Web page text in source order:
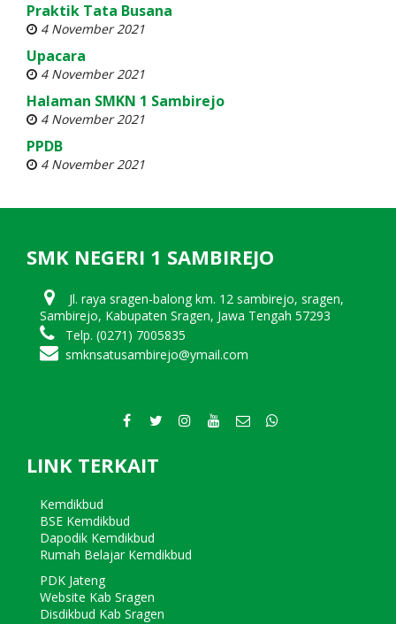
Praktik Tata Busana
4 November 2021
Upacara
4 November 2021
Halaman SMKN 1 Sambirejo
4 November 2021
PPDB
4 November 2021
SMK NEGERI 1 SAMBIREJO
Jl. raya sragen-balong km. 12 sambirejo, sragen,
Sambirejo, Kabupaten Sragen, Jawa Tengah 57293
Telp. (0271) 7005835
smknsatusambirejo@ymail.com
LINK TERKAIT
Kemdikbud
BSE Kemdikbud
Dapodik Kemdikbud
Rumah Belajar Kemdikbud
PDK Jateng
Website Kab Sragen
Disdikbud Kab Sragen